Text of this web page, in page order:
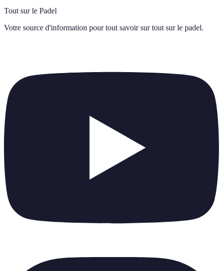
Tout sur le Padel
Votre source d'information pour tout savoir sur tout sur le padel.